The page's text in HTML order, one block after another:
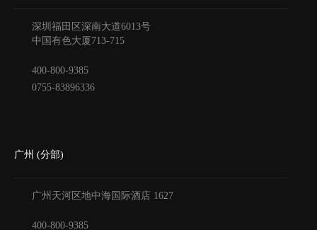
深圳福田区深南大道6013号
中国有色大厦 713-715
400-800-9385
0755-83896336
广州 (分部)
广州天河区地中海国际酒店 1627
400-800-9385